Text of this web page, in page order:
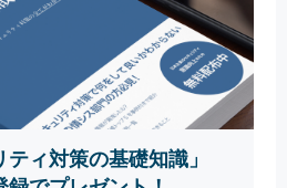
ィ対策の基礎知識」